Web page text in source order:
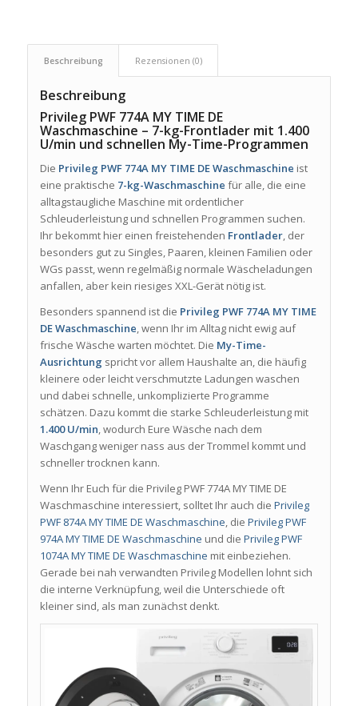
Beschreibung Rezensionen (0)
Beschreibung
Privileg PWF 774A MY TIME DE
Waschmaschine – 7-kg-Frontlader mit 1.400
U/min und schnellen My-Time-Programmen
Die Privileg PWF 774A MY TIME DE Waschmaschine ist
eine praktische 7-kg-Waschmaschine für alle, die eine
alltagstaugliche Maschine mit ordentlicher
Schleuderleistung und schnellen Programmen suchen.
Ihr bekommt hier einen freistehenden Frontlader, der
besonders gut zu Singles, Paaren, kleinen Familien oder
WGs passt, wenn regelmäßig normale Wäscheladungen
anfallen, aber kein riesiges XXL-Gerät nötig ist.
Besonders spannend ist die Privileg PWF 774A MY TIME
DE Waschmaschine, wenn Ihr im Alltag nicht ewig auf
frische Wäsche warten möchtet. Die My-Time-
Ausrichtung spricht vor allem Haushalte an, die häufig
kleinere oder leicht verschmutzte Ladungen waschen
und dabei schnelle, unkomplizierte Programme
schätzen. Dazu kommt die starke Schleuderleistung mit
1.400 U/min, wodurch Eure Wäsche nach dem
Waschgang weniger nass aus der Trommel kommt und
schneller trocknen kann.
Wenn Ihr Euch für die Privileg PWF 774A MY TIME DE
Waschmaschine interessiert, solltet Ihr auch die Privileg
PWF 874A MY TIME DE Waschmaschine, die Privileg PWF
974A MY TIME DE Waschmaschine und die Privileg PWF
1074A MY TIME DE Waschmaschine mit einbeziehen.
Gerade bei nah verwandten Privileg Modellen lohnt sich
die interne Verknüpfung, weil die Unterschiede oft
kleiner sind, als man zunächst denkt.